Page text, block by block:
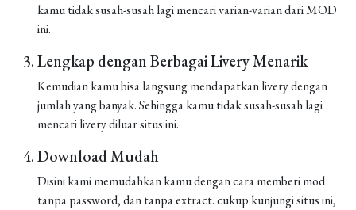
kamu tidak susah-susah lagi mencari varian-varian dari MOD
ini.
Lengkap dengan Berbagai Livery Menarik
Kemudian kamu bisa langsung mendapatkan livery dengan
jumlah yang banyak. Sehingga kamu tidak susah-susah lagi
mencari livery diluar situs ini.
Download Mudah
Disini kami memudahkan kamu dengan cara memberi mod
tanpa password, dan tanpa extract. cukup kunjungi situs ini,